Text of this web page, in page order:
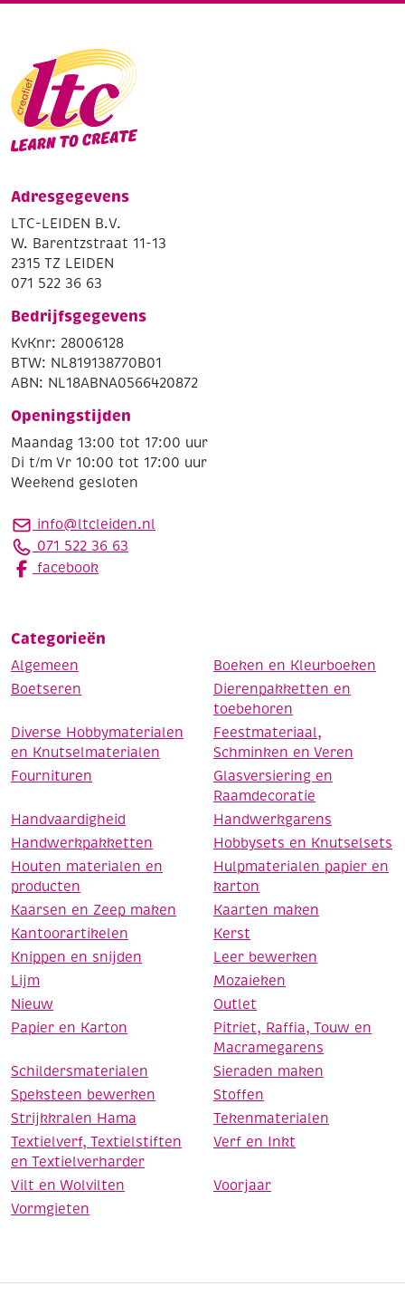
Adresgegevens
LTC-LEIDEN B.V.
W. Barentzstraat 11-13
2315 TZ LEIDEN
071 522 36 63
Bedrijfsgegevens
KvKnr: 28006128
BTW: NL819138770B01
ABN: NL18ABNA0566420872
Openingstijden
Maandag 13:00 tot 17:00 uur
Di t/m Vr 10:00 tot 17:00 uur
Weekend gesloten
info@ltcleiden.nl
071 522 36 63
facebook
Categorieën
Algemeen
Boeken en Kleurboeken
Boetseren
Dierenpakketten en
toebehoren
Diverse Hobbymaterialen
en Knutselmaterialen
Feestmateriaal,
Schminken en Veren
Fournituren
Glasversiering en
Raamdecoratie
Handvaardigheid
Handwerkgarens
Handwerkpakketten
Hobbysets en Knutselsets
Houten materialen en
producten
Hulpmaterialen papier en
karton
Kaarsen en Zeep maken
Kaarten maken
Kantoorartikelen
Kerst
Knippen en snijden
Leer bewerken
Lijm
Mozaieken
Nieuw
Outlet
Papier en Karton
Pitriet, Raffia, Touw en
Macramegarens
Schildersmaterialen
Sieraden maken
Speksteen bewerken
Stoffen
Strijkkralen Hama
Tekenmaterialen
Textielverf, Textielstiften
en Textielverharder
Verf en Inkt
Vilt en Wolvilten
Voorjaar
Vormgieten